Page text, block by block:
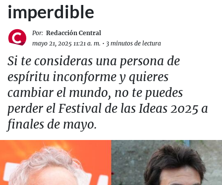
imperdible
Por: Redacción Central
mayo 21, 2025 11:21 a. m. • 3 minutos de lectura
Si te consideras una persona de
espíritu inconforme y quieres
cambiar el mundo, no te puedes
perder el Festival de las Ideas 2025 a
finales de mayo.